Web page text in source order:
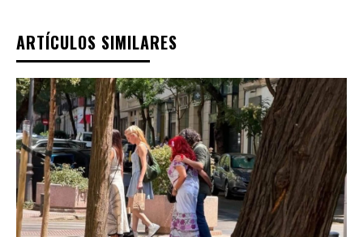
ARTÍCULOS SIMILARES